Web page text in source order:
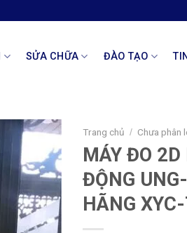
SỬA CHỮA ĐÀO TẠO
Trang chủ / Chưa phân
MÁY ĐO
ĐỘNG
HÃNG